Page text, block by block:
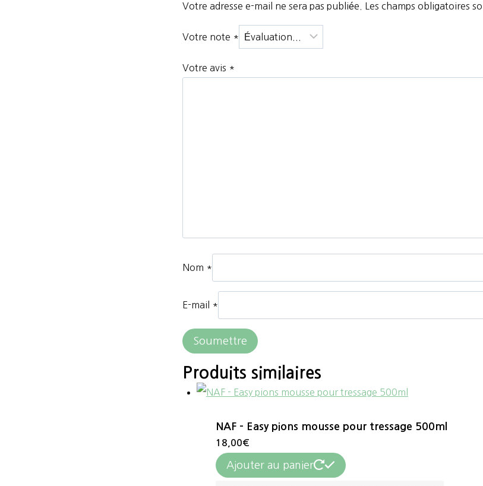
Votre adresse e-mail ne sera pas publiée. Les champs obligatoires
Votre note *
Votre avis *
Nom *
E-mail *
Produits similaires
NAF – Easy pions mousse pour tressage 500ml
18,00€
Ajouter au panier